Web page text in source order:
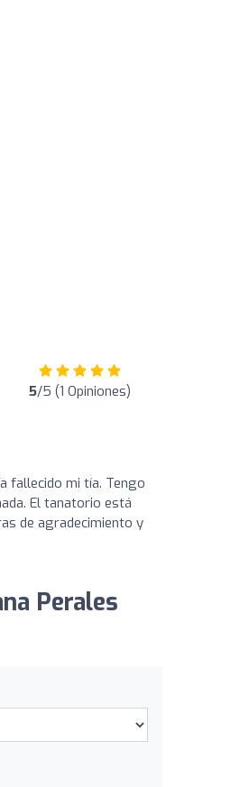
5/5 (1 Opiniones)
fallecido mi tía. Tengo
El tanatorio está
de agradecimiento y
Perales